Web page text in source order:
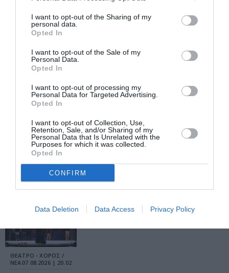
I want to opt-out of the Sharing of my
personal data.
Opted In
I want to opt-out of the Sale of my
Personal Data.
Opted In
I want to opt-out of processing my
Personal Data for Targeted Advertising.
Opted In
I want to opt-out of Collection, Use,
Retention, Sale, and/or Sharing of my
Personal Data that Is Unrelated with the
Purposes for which it was collected.
Opted In
CONFIRM
Data Deletion Data Access Privacy Policy
Κατερίνα
Κοκκινάκη: Ας
τις γυναίκες, τη
μελαγχολία και
Sweet
Κατερίνας
Πρίσμα
Τελευταία
νέα
ΘΕΑΤΡΟ - ΧΟΡΟΣ /
ΝΕΑ 07.08.2026 | 20.02